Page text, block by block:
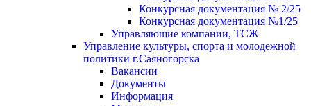
Конкурсная документация № 2/25
Конкурсная документация №1/25
Управляющие компании, ТСЖ
Управление культуры, спорта и молодежной
политики г.Саяногорска
Вакансии
Документы
Информация